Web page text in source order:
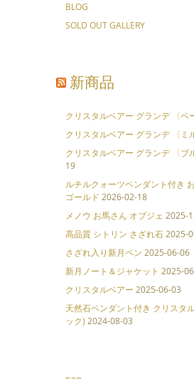
BLOG
SOLD OUT GALLERY
新商品
クリスタルベアー グランデ 〈ベ
クリスタルベアー グランデ 〈ミ
クリスタルベアー グランデ 〈ブ
19
ルチルクォーツペンダント付き
ゴールド 2026-02-18
メノウ お馬さん オブジェ 2025-
高品質 シトリン さざれ石 2025-
さざれ入り新月ペン 2025-06-06
新月ノート＆ジャケット 2025-
クリスタルベアー 2025-06-03
天然石ペンダント付き クリスタ
ック) 2024-08-03